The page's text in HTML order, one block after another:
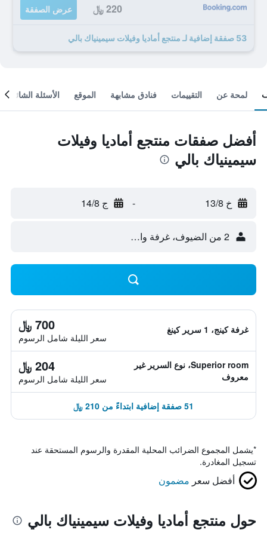
220 ﷼ عرض الصفقة
53 صفقة إضافية لـ منتجع أماديا وفيلات سيمينياك بالي
لمحة عن التقييمات فنادق مشابهة الموقع الأسئلة الشائعة
أفضل صفقات منتجع أماديا وفيلات
سيمينياك بالي
خ 13/8 - ج 14/8
2 من الضيوف، غرفة واحدة
غرفة كينج، 1 سرير كينغ 700 ﷼
سعر الليلة شامل الرسوم
Superior room، نوع السرير غير
معروف
204 ﷼
سعر الليلة شامل الرسوم
51 صفقة إضافية ابتداءً من 210 ﷼
*يشمل المجموع الضرائب المحلية المقدرة والرسوم المستحقة عند
تسجيل المغادرة.
أفضل سعر مضمون
حول منتجع أماديا وفيلات سيمينياك بالي